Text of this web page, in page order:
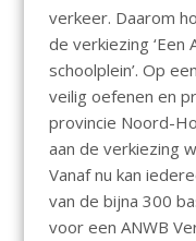
o
o
k
A
p
p
verkeer. Daarom
de verkiezing ‘Een
schoolplein’. Op
veilig oefenen en
provincie Noord-
aan de verkiezing
Vanaf nu kan
van de bijna 300
voor een ANWB